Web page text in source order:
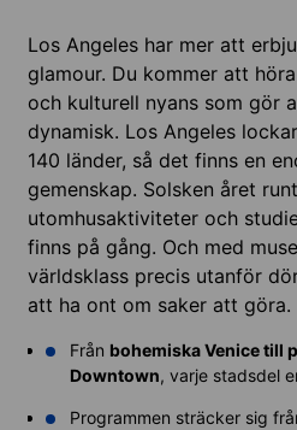
Los Angeles har mer att
glamour. Du kommer att
och kulturell nyans som gör
dynamisk. Los Angeles
140 länder, så det finns en
gemenskap. Solsken året
utomhusaktiviteter och
finns på gång. Och med
världsklass precis utanför
att ha ont om saker att göra.
Från bohemiska Venice till
Downtown, varje stadsdel
Programmen sträcker sig